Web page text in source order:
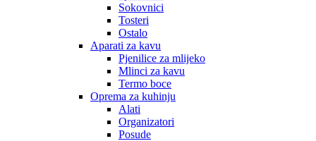
Sokovnici
Tosteri
Ostalo
Aparati za kavu
Pjenilice za mlijeko
Mlinci za kavu
Termo boce
Oprema za kuhinju
Alati
Organizatori
Posude